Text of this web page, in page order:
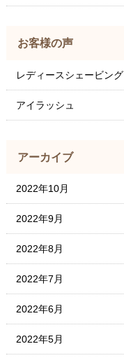
お客様の声
レディースシェービング
アイラッシュ
アーカイブ
2022年10月
2022年9月
2022年8月
2022年7月
2022年6月
2022年5月